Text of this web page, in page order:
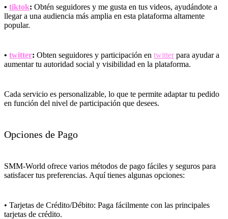
• tiktok: Obtén seguidores y me gusta en tus videos, ayudándote a
llegar a una audiencia más amplia en esta plataforma altamente
popular.
• twitter: Obten seguidores y participación en twitterpara ayudar a
aumentar tu autoridad social y visibilidad en la plataforma.
Cada servicio es personalizable, lo que te permite adaptar tu pedido
en función del nivel de participación que desees.
Opciones de Pago
SMM-World ofrece varios métodos de pago fáciles y seguros para
satisfacer tus preferencias. Aquí tienes algunas opciones:
• Tarjetas de Crédito/Débito: Paga fácilmente con las principales
tarjetas de crédito.